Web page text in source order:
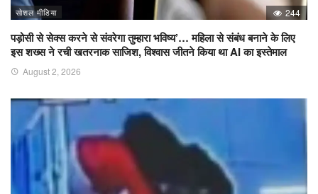
सोशल मीडिया 244
पड़ोसी से सेक्स करने से संवरेगा तुम्हारा भविष्य’… महिला से संबंध बनाने के लिए
इस शख्स ने रची खतरनाक साजिश, विश्वास जीतने किया था AI का इस्तेमाल
August 2, 2026